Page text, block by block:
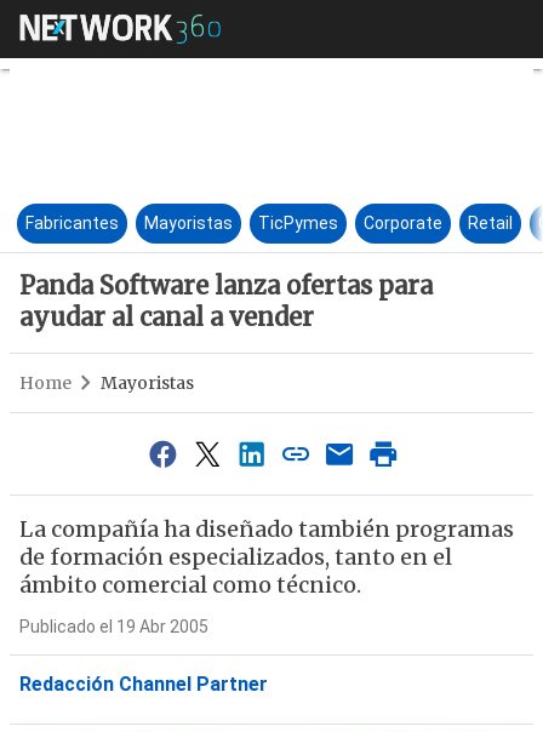
Panda Software lanza
Fabricantes Mayoristas TicPymes Corporate Retail
Panda Software lanza ofertas para
ayudar al canal a vender
Home Mayoristas
La compañía ha diseñado también programas
de formación especializados, tanto en el
ámbito comercial como técnico.
Publicado el 19 Abr 2005
Redacción Channel Partner